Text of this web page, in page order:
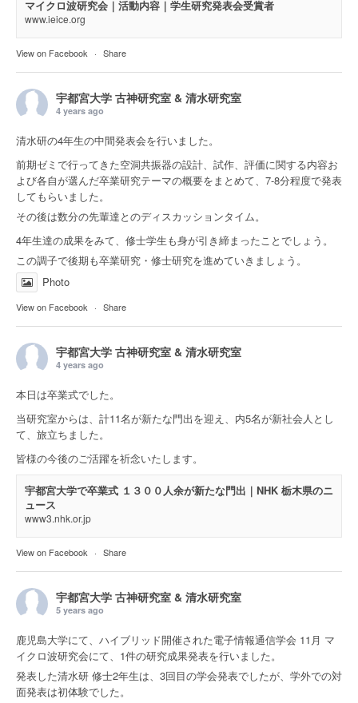
マイクロ波研究会｜活動内容｜学生研究発表会受賞者
www.ieice.org
View on Facebook · Share
宇都宮大学 古神研究室 & 清水研究室
4 years ago
清水研の4年生の中間発表会を行いました。
前期ゼミで行ってきた空洞共振器の設計、試作、評価に関する内容お
よび各自が選んだ卒業研究テーマの概要をまとめて、7-8分程度で発表
してもらいました。
その後は数分の先輩達とのディスカッションタイム。
4年生達の成果をみて、修士学生も身が引き締まったことでしょう。
この調子で後期も卒業研究・修士研究を進めていきましょう。
Photo
View on Facebook · Share
宇都宮大学 古神研究室 & 清水研究室
4 years ago
本日は卒業式でした。
当研究室からは、計11名が新たな門出を迎え、内5名が新社会人とし
て、旅立ちました。
皆様の今後のご活躍を祈念いたします。
宇都宮大学で卒業式 １３００人余が新たな門出｜NHK 栃木県のニ
ュース
www3.nhk.or.jp
View on Facebook · Share
宇都宮大学 古神研究室 & 清水研究室
5 years ago
鹿児島大学にて、ハイブリッド開催された電子情報通信学会 11月 マ
イクロ波研究会にて、1件の研究成果発表を行いました。
発表した清水研 修士2年生は、3回目の学会発表でしたが、学外での対
面発表は初体験でした。